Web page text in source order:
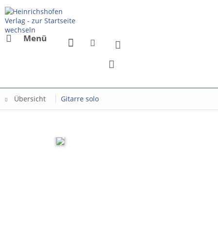
Menü
Übersicht Gitarre solo